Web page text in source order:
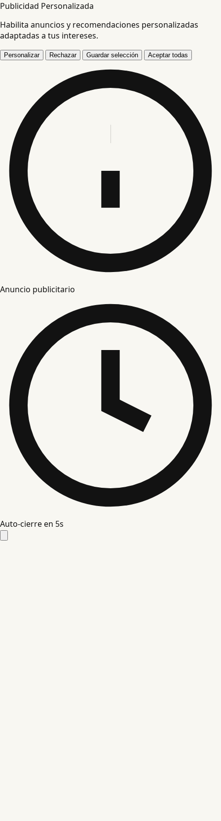
Publicidad Personalizada
Habilita anuncios y recomendaciones personalizadas
adaptadas a tus intereses.
Personalizar Rechazar Guardar selección Aceptar todas
Anuncio publicitario
Auto-cierre en 4s